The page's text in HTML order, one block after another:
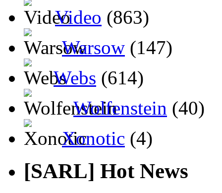
Video (863)
Warsow (147)
Webs (614)
Wolfenstein (40)
Xonotic (4)
[SARL] Hot News